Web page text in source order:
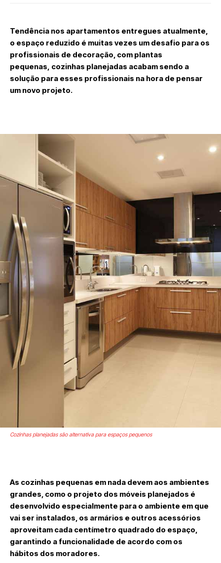
Tendência nos apartamentos entregues atualmente,
o espaço reduzido é muitas vezes um desafio para os
profissionais de decoração, com plantas
pequenas, cozinhas planejadas acabam sendo a
solução para esses profissionais na hora de pensar
um novo projeto.
Cozinhas planejadas são alternativa para espaços pequenos
As cozinhas pequenas em nada devem aos ambientes
grandes, como o projeto dos móveis planejados é
desenvolvido especialmente para o ambiente em que
vai ser instalados, os armários e outros acessórios
aproveitam cada centímetro quadrado do espaço,
garantindo a funcionalidade de acordo com os
hábitos dos moradores.